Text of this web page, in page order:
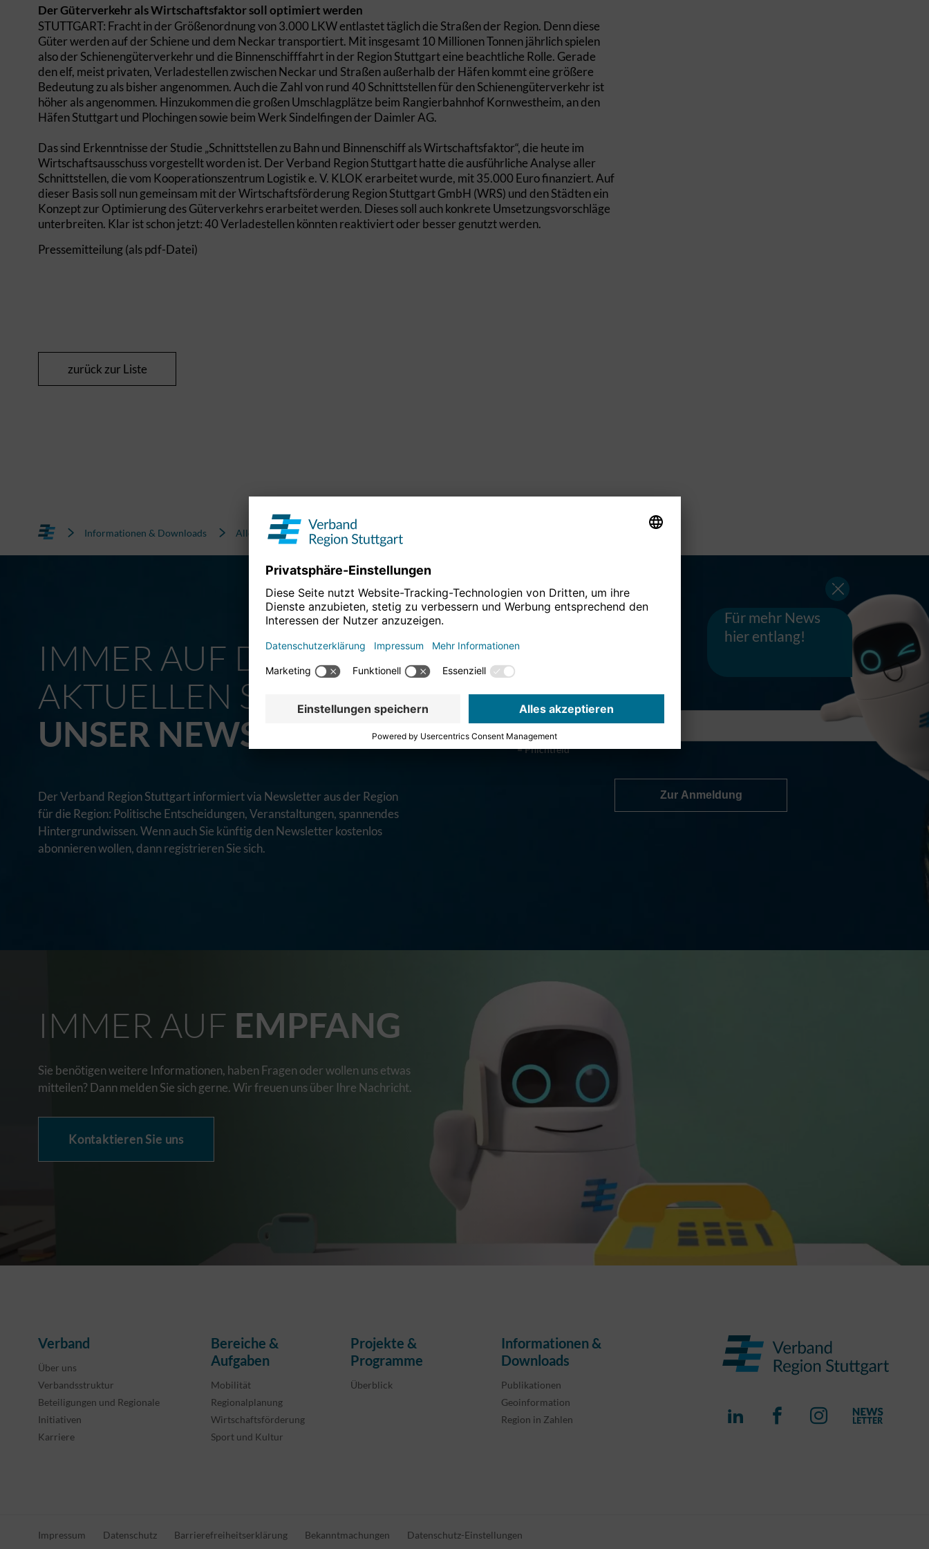
Der Güterverkehr als Wirtschaftsfaktor soll optimiert werden
STUTTGART: Fracht in der Größenordnung von 3.000 LKW entlastet täglich die Straßen der Region. Denn diese
Güter werden auf der Schiene und dem Neckar transportiert. Mit insgesamt 10 Millionen Tonnen jährlich spielen
also der Schienengüterverkehr und die Binnenschifffahrt in der Region Stuttgart eine beachtliche Rolle. Gerade
den elf, meist privaten, Verladestellen zwischen Neckar und Straßen außerhalb der Häfen kommt eine größere
Bedeutung zu als bisher angenommen. Auch die Zahl von rund 40 Schnittstellen für den Schienengüterverkehr ist
höher als angenommen. Hinzukommen die großen Umschlagplätze beim Rangierbahnhof Kornwestheim, an den
Häfen Stuttgart und Plochingen sowie beim Werk Sindelfingen der Daimler AG.
Das sind Erkenntnisse der Studie „Schnittstellen zu Bahn und Binnenschiff als Wirtschaftsfaktor“, die heute im
Wirtschaftsausschuss vorgestellt worden ist. Der Verband Region Stuttgart hatte die ausführliche Analyse aller
Schnittstellen, die vom Kooperationszentrum Logistik e. V. KLOK erarbeitet wurde, mit 35.000 Euro finanziert. Auf
dieser Basis soll nun gemeinsam mit der Wirtschaftsförderung Region Stuttgart GmbH (WRS) und den Städten ein
Konzept zur Optimierung des Güterverkehrs erarbeitet werden. Dieses soll auch konkrete Umsetzungsvorschläge
unterbreiten. Klar ist schon jetzt: 40 Verladestellen könnten reaktiviert oder besser genutzt werden.
Pressemitteilung (als pdf-Datei)
zurück zur Liste
Für mehr News
hier entlang!
Informationen & Downloads Alle News
IMMER AUF DEM
AKTUELLEN STAND
UNSER NEWSLETTER
Der Verband Region Stuttgart informiert via Newsletter aus der Region
für die Region: Politische Entscheidungen, Veranstaltungen, spannendes
Hintergrundwissen. Wenn auch Sie künftig den Newsletter kostenlos
abonnieren wollen, dann registrieren Sie sich.
E-Mail-Adresse *
* = Pflichtfeld
Zur Anmeldung
IMMER AUF EMPFANG
Sie benötigen weitere Informationen, haben Fragen oder wollen uns etwas
mitteilen? Dann melden Sie sich gerne. Wir freuen uns über Ihre Nachricht.
Kontaktieren Sie uns
Verband
Über uns
Verbandsstruktur
Beteiligungen und Regionale
Initiativen
Karriere
Bereiche &
Aufgaben
Mobilität
Regionalplanung
Wirtschaftsförderung
Sport und Kultur
Projekte &
Programme
Überblick
Informationen &
Downloads
Publikationen
Geoinformation
Region in Zahlen
Impressum Datenschutz Barrierefreiheitserklärung Bekanntmachungen Datenschutz-Einstellungen